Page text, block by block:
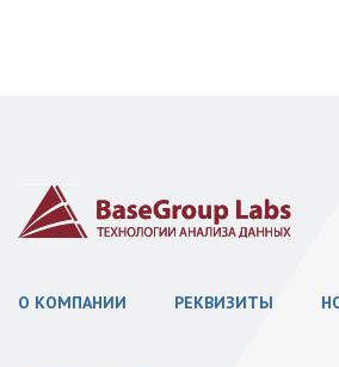
О КОМПАНИИ РЕКВИЗИТЫ